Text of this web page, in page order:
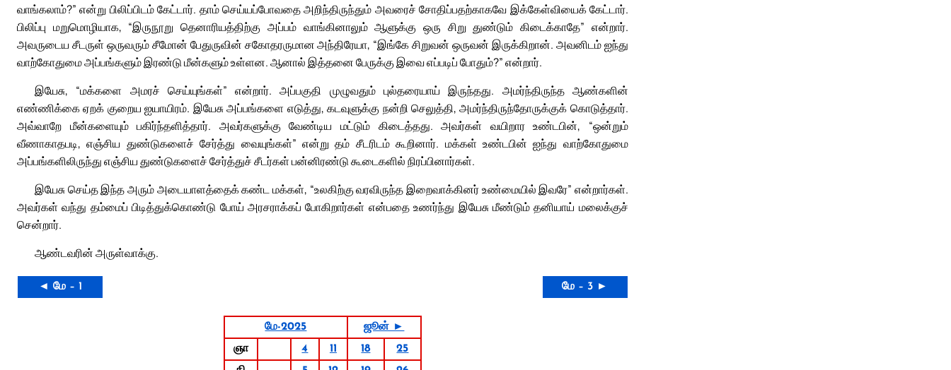
வாங்கலாம்?” என்று பிலிப்பிடம் கேட்டார். தாம் செய்யப்போவதை அறிந்திருந்தும் அவரைச் சோதிப்பதற்காகவே இக்கேள்வியைக் கேட்டார்.
பிலிப்பு மறுமொழியாக, “இருநூறு தெனாரியத்திற்கு அப்பம் வாங்கினாலும் ஆளுக்கு ஒரு சிறு துண்டும் கிடைக்காதே” என்றார்.
அவருடைய சீடருள் ஒருவரும் சீமோன் பேதுருவின் சகோதரருமான அந்திரேயா, “இங்கே சிறுவன் ஒருவன் இருக்கிறான். அவனிடம் ஐந்து
வாற்கோதுமை அப்பங்களும் இரண்டு மீன்களும் உள்ளன. ஆனால் இத்தனை பேருக்கு இவை எப்படிப் போதும்?” என்றார்.
இயேசு, “மக்களை அமரச் செய்யுங்கள்” என்றார். அப்பகுதி முழுவதும் புல்தரையாய் இருந்தது. அமர்ந்திருந்த ஆண்களின்
எண்ணிக்கை ஏறக் குறைய ஐயாயிரம். இயேசு அப்பங்களை எடுத்து, கடவுளுக்கு நன்றி செலுத்தி, அமர்ந்திருந்தோருக்குக் கொடுத்தார்.
அவ்வாறே மீன்களையும் பகிர்ந்தளித்தார். அவர்களுக்கு வேண்டிய மட்டும் கிடைத்தது. அவர்கள் வயிறார உண்டபின், “ஒன்றும்
வீணாகாதபடி, எஞ்சிய துண்டுகளைச் சேர்த்து வையுங்கள்” என்று தம் சீடரிடம் கூறினார். மக்கள் உண்டபின் ஐந்து வாற்கோதுமை
அப்பங்களிலிருந்து எஞ்சிய துண்டுகளைச் சேர்த்துச் சீடர்கள் பன்னிரண்டு கூடைகளில் நிரப்பினார்கள்.
இயேசு செய்த இந்த அரும் அடையாளத்தைக் கண்ட மக்கள், “உலகிற்கு வரவிருந்த இறைவாக்கினர் உண்மையில் இவரே” என்றார்கள்.
அவர்கள் வந்து தம்மைப் பிடித்துக்கொண்டு போய் அரசராக்கப் போகிறார்கள் என்பதை உணர்ந்து இயேசு மீண்டும் தனியாய் மலைக்குச்
சென்றார்.
ஆண்டவரின் அருள்வாக்கு.
◄ மே – 1 மே – 3 ►
மே-2025
ஜூன் ►
ஞா
4 11 18
25